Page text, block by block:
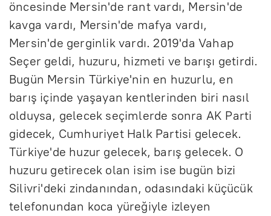
öncesinde Mersin'de rant vardı, Mersin'de
kavga vardı, Mersin'de mafya vardı,
Mersin'de gerginlik vardı. 2019'da Vahap
Seçer geldi, huzuru, hizmeti ve barışı getirdi.
Bugün Mersin Türkiye'nin en huzurlu, en
barış içinde yaşayan kentlerinden biri nasıl
olduysa, gelecek seçimlerde sonra AK Parti
gidecek, Cumhuriyet Halk Partisi gelecek.
Türkiye'de huzur gelecek, barış gelecek. O
huzuru getirecek olan isim ise bugün bizi
Silivri'deki zindanından, odasındaki küçücük
telefonundan koca yüreğiyle izleyen